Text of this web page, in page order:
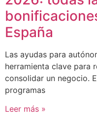
España
Las ayudas para
herramienta clave para
consolidar un negocio.
programas
Leer más »